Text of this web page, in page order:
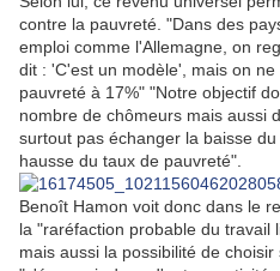
contre la pauvreté. "Dans des
emploi comme l'Allemagne, on
dit : 'C'est un modèle', mais on
pauvreté à 17%" "Notre objectif
nombre de chômeurs mais aussi
surtout pas échanger la baisse
hausse du taux de pauvreté".
Benoît Hamon voit donc dans le
la "raréfaction probable du travail
mais aussi la possibilité de